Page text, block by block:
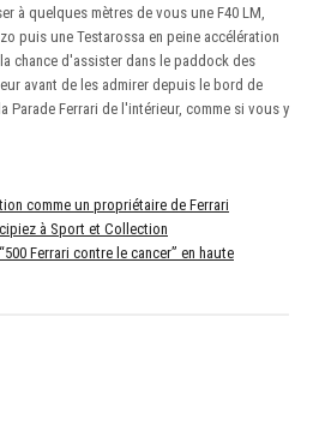
à quelques mètres de vous une F40 LM,
puis une Testarossa en peine accélération
chance d'assister dans le paddock des
avant de les admirer depuis le bord de
Parade Ferrari de l'intérieur, comme si vous y
comme un propriétaire de Ferrari
à Sport et Collection
Ferrari contre le cancer” en haute